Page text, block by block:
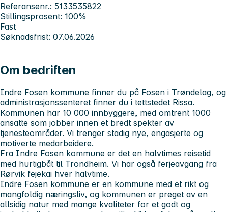
Referansenr.: 5133535822
Stillingsprosent: 100%
Fast
Søknadsfrist: 07.06.2026
Om bedriften
Indre Fosen kommune finner du på Fosen i Trøndelag, og
administrasjonssenteret finner du i tettstedet Rissa.
Kommunen har 10 000 innbyggere, med omtrent 1000
ansatte som jobber innen et bredt spekter av
tjenesteområder. Vi trenger stadig nye, engasjerte og
motiverte medarbeidere.
Fra Indre Fosen kommune er det en halvtimes reisetid
med hurtigbåt til Trondheim. Vi har også ferjeavgang fra
Rørvik fejekai hver halvtime.
Indre Fosen kommune er en kommune med et rikt og
mangfoldig næringsliv, og kommunen er preget av en
allsidig natur med mange kvaliteter for et godt og